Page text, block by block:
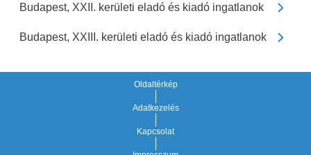
Budapest, XXII. kerületi eladó és kiadó ingatlanok
Budapest, XXIII. kerületi eladó és kiadó ingatlanok
Oldaltérkép
Adatkezelés
Kapcsolat